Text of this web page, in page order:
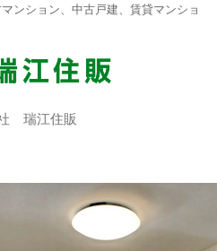
ンション、中古戸建、賃貸マンショ
瑞江住販